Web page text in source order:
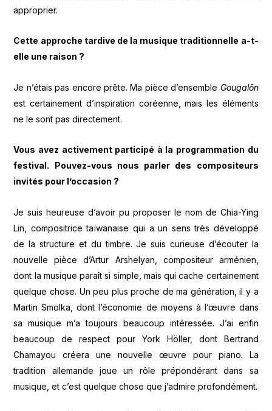
approprier.
Cette approche tardive de la musique traditionnelle a-t-
elle une raison ?
Je n’étais pas encore prête. Ma pièce d’ensemble Gougalōn
est certainement d’inspiration coréenne, mais les éléments
ne le sont pas directement.
Vous avez activement participé à la programmation du
festival. Pouvez-vous nous parler des compositeurs
invités pour l’occasion ?
Je suis heureuse d’avoir pu proposer le nom de Chia-Ying
Lin, compositrice taïwanaise qui a un sens très développé
de la structure et du timbre. Je suis curieuse d’écouter la
nouvelle pièce d’Artur Arshelyan, compositeur arménien,
dont la musique paraît si simple, mais qui cache certainement
quelque chose. Un peu plus proche de ma génération, il y a
Martin Smolka, dont l’économie de moyens à l’œuvre dans
sa musique m’a toujours beaucoup intéressée. J’ai enfin
beaucoup de respect pour York Höller, dont Bertrand
Chamayou créera une nouvelle œuvre pour piano. La
tradition allemande joue un rôle prépondérant dans sa
musique, et c’est quelque chose que j’admire profondément.